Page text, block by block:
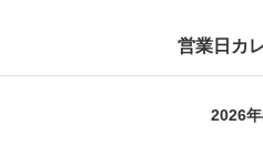
営業日カ
2026年